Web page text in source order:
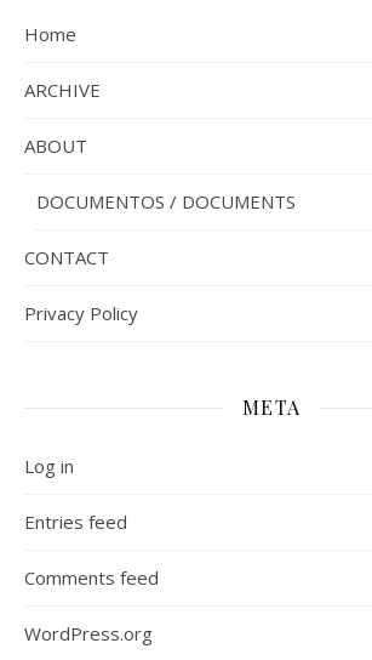
Home
ARCHIVE
ABOUT
DOCUMENTOS / DOCUMENTS
CONTACT
Privacy Policy
META
Log in
Entries feed
Comments feed
WordPress.org